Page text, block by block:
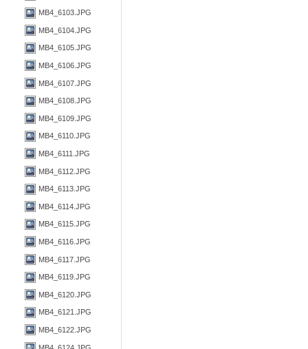
MB4_6103.JPG
MB4_6104.JPG
MB4_6105.JPG
MB4_6106.JPG
MB4_6107.JPG
MB4_6108.JPG
MB4_6109.JPG
MB4_6110.JPG
MB4_6111.JPG
MB4_6112.JPG
MB4_6113.JPG
MB4_6114.JPG
MB4_6115.JPG
MB4_6116.JPG
MB4_6117.JPG
MB4_6119.JPG
MB4_6120.JPG
MB4_6121.JPG
MB4_6122.JPG